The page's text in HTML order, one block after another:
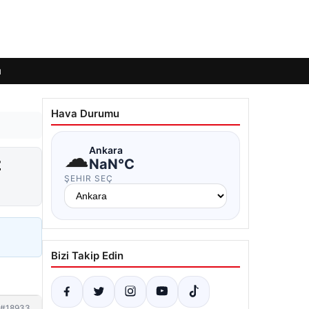
Hava Durumu
☁Ankara
NaN°C
ŞEHIR SEÇ
Bizi Takip Edin